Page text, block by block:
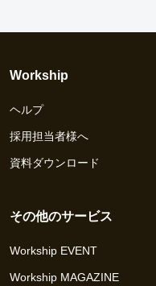
Workship
ヘルプ
採用担当者様へ
資料ダウンロード
その他のサービス
Workship EVENT
Workship MAGAZINE